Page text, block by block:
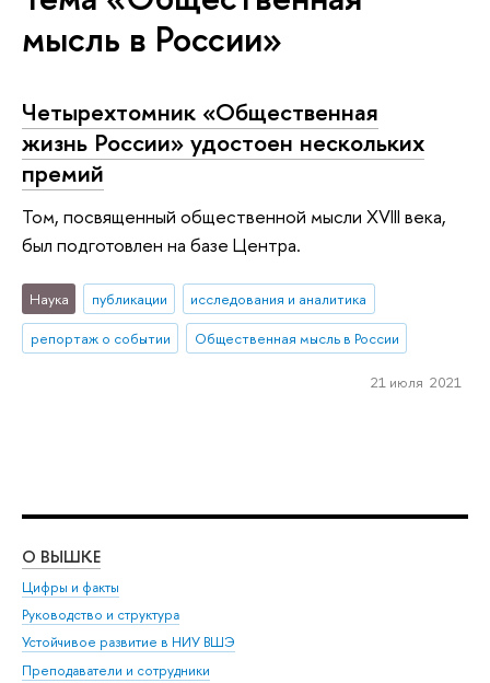
мысль в России»
Четырехтомник «Общественная
жизнь России» удостоен нескольких
премий
Том, посвященный общественной мысли XVIII века,
был подготовлен на базе Центра.
Наука публикации
исследования и аналитика
репортаж о событии
Общественная мысль в России
21 июля 2021
О ВЫШКЕ
Цифры и факты
Руководство и структура
Устойчивое развитие в НИУ ВШЭ
Преподаватели и сотрудники